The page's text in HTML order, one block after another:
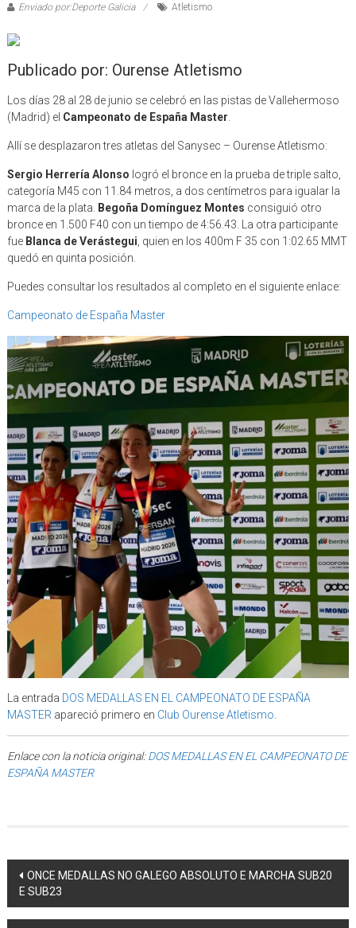
Enviado por:Deporte Galicia Atletismo
Publicado por: Ourense Atletismo
Los días 28 al 28 de junio se celebró en las pistas de Vallehermoso
(Madrid) el Campeonato de España Master
Allí se desplazaron tres atletas del Sanysec – Ourense Atletismo:
Sergio Herrería Alonso logró el bronce en la prueba de triple salto,
categoría M45 con 11.84 metros, a dos centímetros para igualar la
marca de la plata.
Begoña Domínguez Montes consiguió otro
bronce en 1.500 F40 con un tiempo de 4:56.43. La otra participante
fue Blanca de Verástegui , quien en los 400m F 35 con 1:02.65 MMT
quedó en quinta posición.
Puedes consultar los resultados al completo en el siguiente enlace:
Campeonato de España Master
La entrada DOS MEDALLAS EN EL CAMPEONATO DE ESPAÑA
MASTERapareció primero en Club Ourense Atletismo.
Enlace con la noticia original:DOS MEDALLAS EN EL CAMPEONATO DE
ESPAÑA MASTER
Post navigation
ONCE MEDALLAS NO GALEGO ABSOLUTO E MARCHA SUB20
E SUB23